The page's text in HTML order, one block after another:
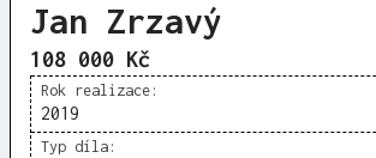
Jan Zrzavý
108 000 Kč
Rok realizace:
2019
Typ díla: